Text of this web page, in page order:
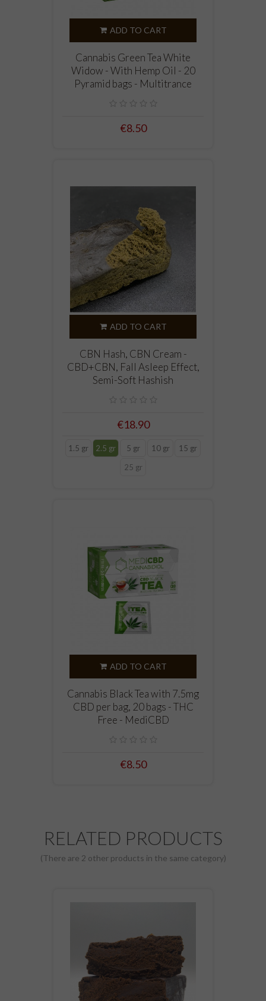
ADD TO CART
Cannabis Green Tea White
Widow - With Hemp Oil - 20
Pyramid bags - Multitrance
€8.50
ADD TO CART
CBN Hash, CBN Cream -
CBD+CBN, Fall Asleep Effect,
Semi-Soft Hashish
€18.90
1.5 gr 2.5 gr 5 gr 10 gr
15 gr
25 gr
ADD TO CART
Cannabis Black Tea with 7.5mg
CBD per bag, 20 bags - THC
Free - MediCBD
€8.50
RELATED PRODUCTS
(There are 2 other products in the same category)